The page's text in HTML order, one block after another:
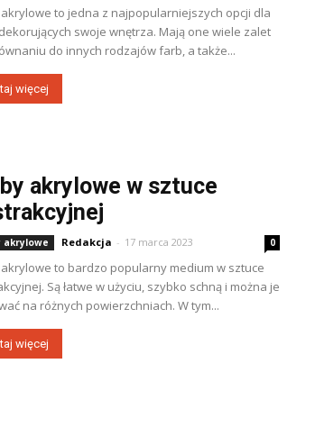
akrylowe to jedna z najpopularniejszych opcji dla
swoje wnętrza. Mają one wiele zalet
do innych rodzajów farb, a także...
więcej
akrylowe w sztuce
akrylowe Redakcja - 17 marca 2023 0
akrylowe to bardzo popularny medium w sztuce
Są łatwe w użyciu, szybko schną i można je
na różnych powierzchniach. W tym...
więcej